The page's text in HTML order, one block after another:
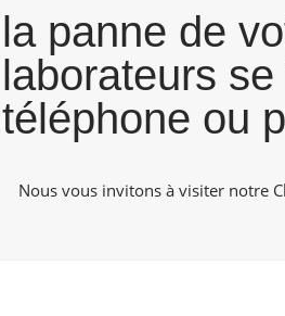
panne de
téléphone ou
Nous vous invitons à visiter notre